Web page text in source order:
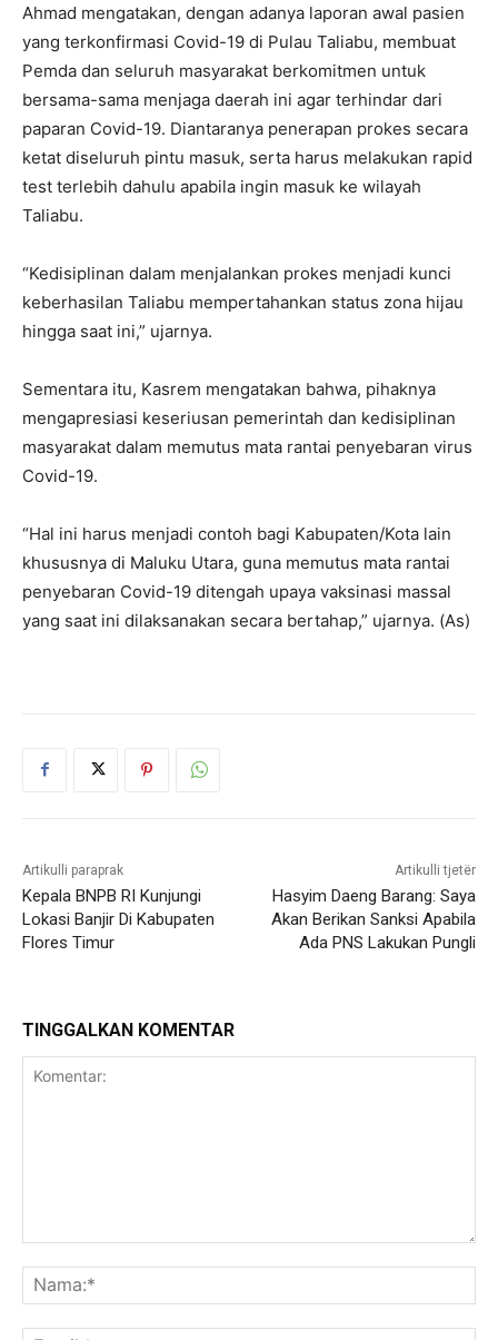
Ahmad mengatakan, dengan adanya laporan awal pasien
yang terkonfirmasi Covid-19 di Pulau Taliabu, membuat
Pemda dan seluruh masyarakat berkomitmen untuk
bersama-sama menjaga daerah ini agar terhindar dari
paparan Covid-19. Diantaranya penerapan prokes secara
ketat diseluruh pintu masuk, serta harus melakukan rapid
test terlebih dahulu apabila ingin masuk ke wilayah
Taliabu.
“Kedisiplinan dalam menjalankan prokes menjadi kunci
keberhasilan Taliabu mempertahankan status zona hijau
hingga saat ini,” ujarnya.
Sementara itu, Kasrem mengatakan bahwa, pihaknya
mengapresiasi keseriusan pemerintah dan kedisiplinan
masyarakat dalam memutus mata rantai penyebaran virus
Covid-19.
“Hal ini harus menjadi contoh bagi Kabupaten/Kota lain
khususnya di Maluku Utara, guna memutus mata rantai
penyebaran Covid-19 ditengah upaya vaksinasi massal
yang saat ini dilaksanakan secara bertahap,” ujarnya. (As)
Artikulli paraprak
Kepala BNPB RI Kunjungi
Lokasi Banjir Di Kabupaten
Flores Timur
Artikulli tjetër
Hasyim Daeng Barang: Saya
Akan Berikan Sanksi Apabila
Ada PNS Lakukan Pungli
TINGGALKAN KOMENTAR